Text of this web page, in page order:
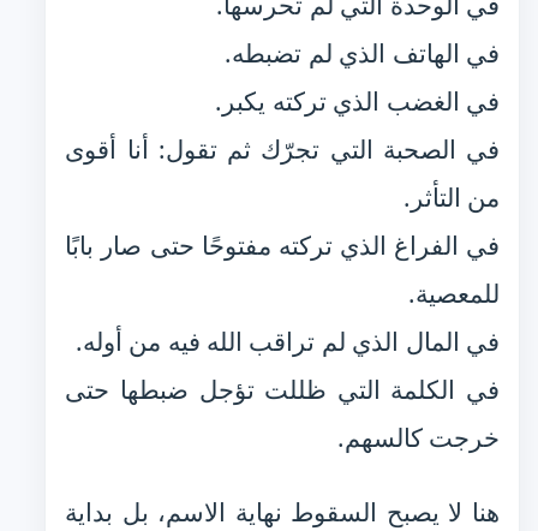
في الهاتف الذي لم تضبطه.
في الغضب الذي تركته يكبر.
في الصحبة التي تجرّك ثم تقول: أنا أقوى
من التأثر.
في الفراغ الذي تركته مفتوحًا حتى صار بابًا
للمعصية.
في المال الذي لم تراقب الله فيه من أوله.
في الكلمة التي ظللت تؤجل ضبطها حتى
خرجت كالسهم.
هنا لا يصبح السقوط نهاية الاسم، بل بداية